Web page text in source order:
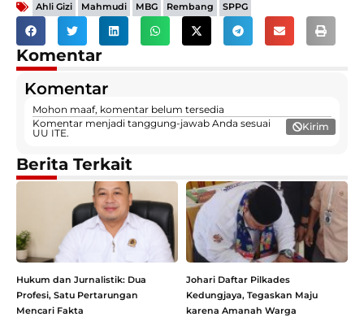
Ahli Gizi Mahmudi MBG Rembang SPPG
Komentar
Komentar
Mohon maaf, komentar belum tersedia
Komentar menjadi tanggung-jawab Anda sesuai
UU ITE.
Kirim
Berita Terkait
Hukum dan Jurnalistik: Dua
Profesi, Satu Pertarungan
Mencari Fakta
Johari Daftar Pilkades
Kedungjaya, Tegaskan Maju
karena Amanah Warga